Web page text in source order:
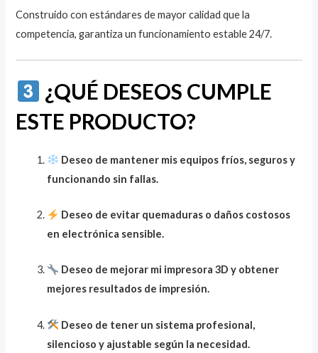
Construido con estándares de mayor calidad que la
competencia, garantiza un funcionamiento estable 24/7.
¿QUÉ DESEOS CUMPLE
ESTE PRODUCTO?
Deseo de mantener mis equipos fríos, seguros y
funcionando sin fallas.
Deseo de evitar quemaduras o daños costosos
en electrónica sensible.
Deseo de mejorar mi impresora 3D y obtener
mejores resultados de impresión.
Deseo de tener un sistema profesional,
silencioso y ajustable según la necesidad.